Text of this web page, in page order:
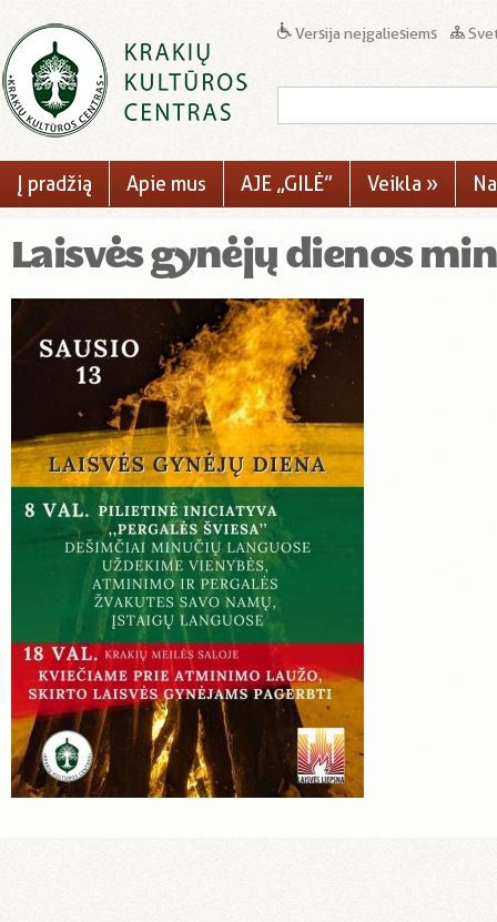
Versija neįgaliesiems
Į pradžią Apie mus AJE „GILĖ” Veikla »
Laisvės gynėjų dienos